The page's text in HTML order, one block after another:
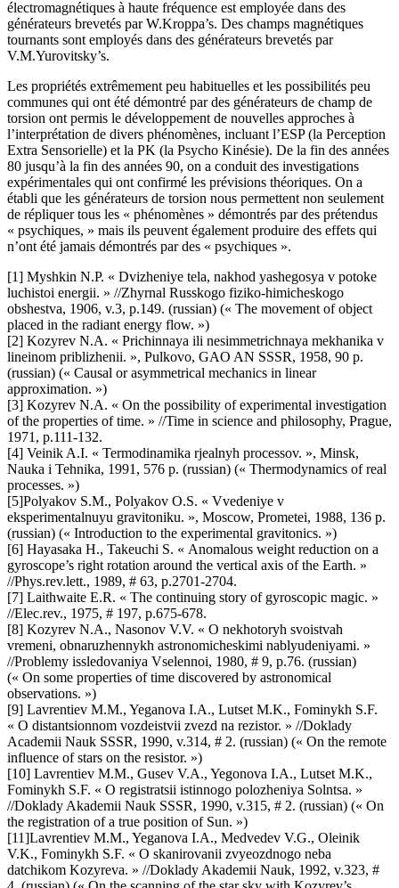
électromagnétiques à haute fréquence est employée dans des
générateurs brevetés par W.Kroppa’s. Des champs magnétiques
tournants sont employés dans des générateurs brevetés par
V.M.Yurovitsky’s.
Les propriétés extrêmement peu habituelles et les possibilités peu
communes qui ont été démontré par des générateurs de champ de
torsion ont permis le développement de nouvelles approches à
l’interprétation de divers phénomènes, incluant l’ESP (la Perception
Extra Sensorielle) et la PK (la Psycho Kinésie). De la fin des années
80 jusqu’à la fin des années 90, on a conduit des investigations
expérimentales qui ont confirmé les prévisions théoriques. On a
établi que les générateurs de torsion nous permettent non seulement
de répliquer tous les « phénomènes » démontrés par des prétendus
« psychiques, » mais ils peuvent également produire des effets qui
n’ont été jamais démontrés par des « psychiques ».
[1] Myshkin N.P. « Dvizheniye tela, nakhod yashegosya v potoke
luchistoi energii. » //Zhyrnal Russkogo fiziko-himicheskogo
obshestva, 1906, v.3, p.149. (russian) (« The movement of object
placed in the radiant energy flow. »)
[2] Kozyrev N.A. « Prichinnaya ili nesimmetrichnaya mekhanika v
lineinom priblizhenii. », Pulkovo, GAO AN SSSR, 1958, 90 p.
(russian) (« Causal or asymmetrical mechanics in linear
approximation. »)
[3] Kozyrev N.A. « On the possibility of experimental investigation
of the properties of time. » //Time in science and philosophy, Prague,
1971, p.111-132.
[4] Veinik A.I. « Termodinamika rjealnyh processov. », Minsk,
Nauka i Tehnika, 1991, 576 p. (russian) (« Thermodynamics of real
processes. »)
[5]Polyakov S.M., Polyakov O.S. « Vvedeniye v
eksperimentalnuyu gravitoniku. », Moscow, Prometei, 1988, 136 p.
(russian) (« Introduction to the experimental gravitonics. »)
[6] Hayasaka H., Takeuchi S. « Anomalous weight reduction on a
gyroscope’s right rotation around the vertical axis of the Earth. »
//Phys.rev.lett., 1989, # 63, p.2701-2704.
[7] Laithwaite E.R. « The continuing story of gyroscopic magic. »
//Elec.rev., 1975, # 197, p.675-678.
[8] Kozyrev N.A., Nasonov V.V. « O nekhotoryh svoistvah
vremeni, obnaruzhennykh astronomicheskimi nablyudeniyami. »
//Problemy issledovaniya Vselennoi, 1980, # 9, p.76. (russian)
(« On some properties of time discovered by astronomical
observations. »)
[9] Lavrentiev M.M., Yeganova I.A., Lutset M.K., Fominykh S.F.
« O distantsionnom vozdeistvii zvezd na rezistor. » //Doklady
Academii Nauk SSSR, 1990, v.314, # 2. (russian) (« On the remote
influence of stars on the resistor. »)
[10] Lavrentiev M.M., Gusev V.A., Yegonova I.A., Lutset M.K.,
Fominykh S.F. « O registratsii istinnogo polozheniya Solntsa. »
//Doklady Akademii Nauk SSSR, 1990, v.315, # 2. (russian) (« On
the registration of a true position of Sun. »)
[11]Lavrentiev M.M., Yeganova I.A., Medvedev V.G., Oleinik
V.K., Fominykh S.F. « O skanirovanii zvyeozdnogo neba
datchikom Kozyreva. » //Doklady Akademii Nauk, 1992, v.323, #